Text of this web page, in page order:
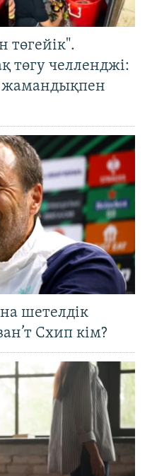
төгейік".
төгу челленджі:
шетелдік
Схип кім?